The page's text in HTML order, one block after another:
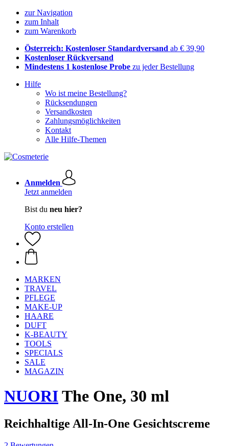
zur Navigation
zum Inhalt
zum Warenkorb
Österreich: Kostenloser Standardversand ab € 39,90
Kostenloser Rückversand
Mindestens 1 kostenlose Probe zu jeder Bestellung
Hilfe
Wo ist meine Bestellung?
Rücksendungen
Versandkosten
Zahlungsmöglichkeiten
Kontakt
Alle Hilfe-Themen
Anmelden
Jetzt anmelden
Bist du neu hier?
Konto erstellen
MARKEN
TRAVEL
PFLEGE
MAKE-UP
HAARE
DUFT
K-BEAUTY
TOOLS
SPECIALS
SALE
MAGAZIN
NUORIThe One, 30 ml
Reichhaltige All-In-One Gesichtscreme